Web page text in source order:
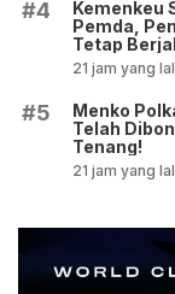
#4
Kemenkeu
Pemda,
Tetap
21 jam yang
#5
Menko
Telah
Tenang!
21 jam yang